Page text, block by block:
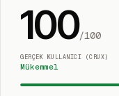
100/100
GERÇEK KULLANICI (CRUX)
Mükemmel